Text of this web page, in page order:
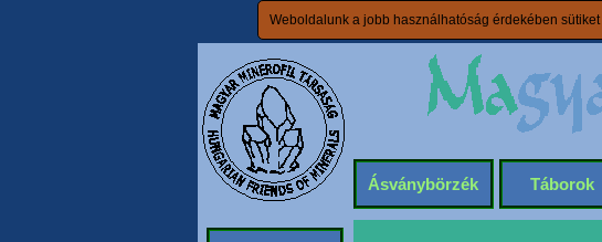
Weboldalunk a jobb használhatóság érdekében
Ásványbörzék Táborok